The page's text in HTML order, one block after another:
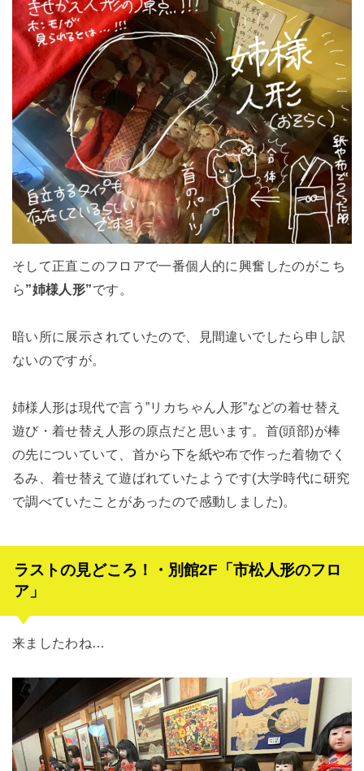
そして正直このフロアで一番個人的に興奮したのがこち
ら”姉様人形”です。
暗い所に展示されていたので、見間違いでしたら申し訳
ないのですが。
姉様人形は現代で言う”リカちゃん人形”などの着せ替え
遊び・着せ替え人形の原点だと思います。首(頭部)が棒
の先についていて、首から下を紙や布で作った着物でく
るみ、着せ替えて遊ばれていたようです(大学時代に研究
で調べていたことがあったので感動しました)。
ラストの見どころ！・別館2F「市松人形のフロ
ア」
来ましたわね…